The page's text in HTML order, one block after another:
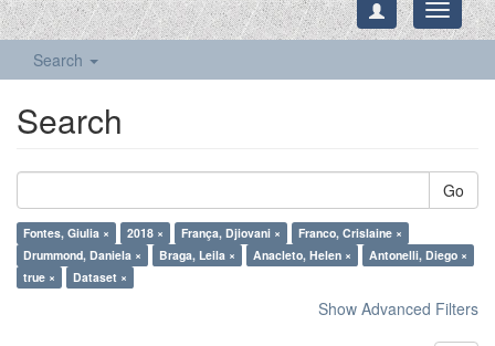
Toggle
Search
Search
Go
Fontes, Giulia × 2018 × França, Djiovani ×
Franco, Crislaine ×
Drummond, Daniela ×
Braga, Leila × Anacleto, Helen ×
Antonelli, Diego ×
true ×
Dataset ×
Show Advanced Filters